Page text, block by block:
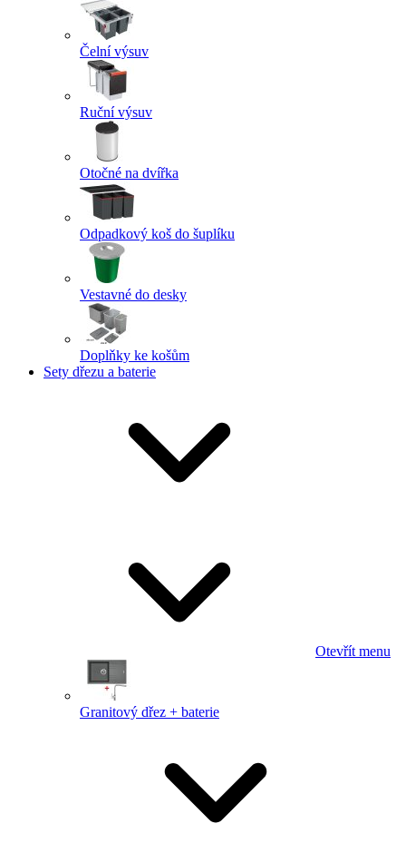
Čelní výsuv
Ruční výsuv
Otočné na dvířka
Odpadkový koš do šuplíku
Vestavné do desky
Doplňky ke košům
Sety dřezu a baterie
Otevřít menu
Granitový dřez + baterie